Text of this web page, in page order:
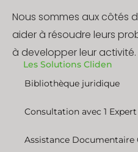
Nous sommes aux côtés
aider à résoudre leurs
à developper leur activité.
Les Solutions Cliden
Bibliothèque juridique
Consultation avec 1
Assistance Documentaire